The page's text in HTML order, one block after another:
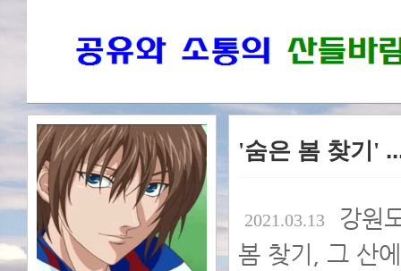
'숨은 봄 찾기'
2021.03.13 강원
봄 찾기, 그 산